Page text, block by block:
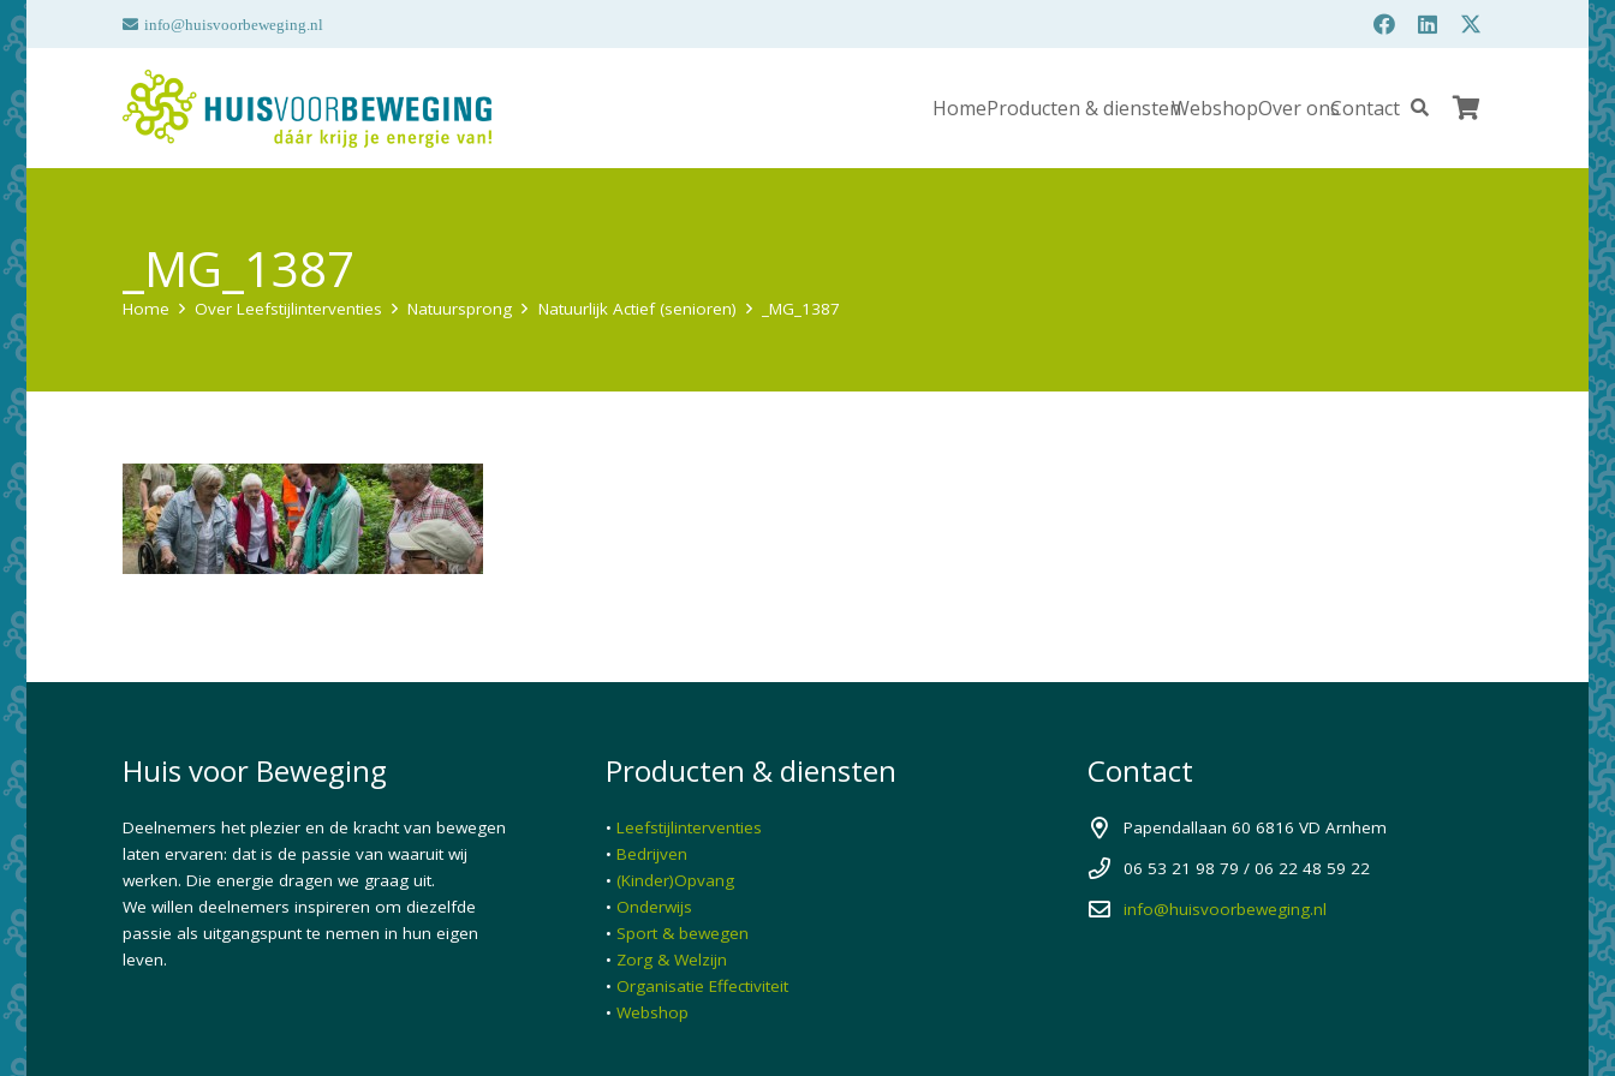
info@huisvoorbeweging.nl
HomeProducten & dienstenWebshopOver onsContact
_MG_1387
Home Over Leefstijlinterventies Natuursprong Natuurlijk Actief (senioren) _MG_1387
Huis voor Beweging
Deelnemers het plezier en de kracht van bewegen
laten ervaren: dat is de passie van waaruit wij
werken. Die energie dragen we graag uit.
We willen deelnemers inspireren om diezelfde
passie als uitgangspunt te nemen in hun eigen
leven.
Producten & diensten
• Leefstijlinterventies
• Bedrijven
• (Kinder)Opvang
• Onderwijs
• Sport & bewegen
• Zorg & Welzijn
• Organisatie Effectiviteit
• Webshop
Contact
Papendallaan 60 6816 VD Arnhem
06 53 21 98 79 / 06 22 48 59 22
info@huisvoorbeweging.nl